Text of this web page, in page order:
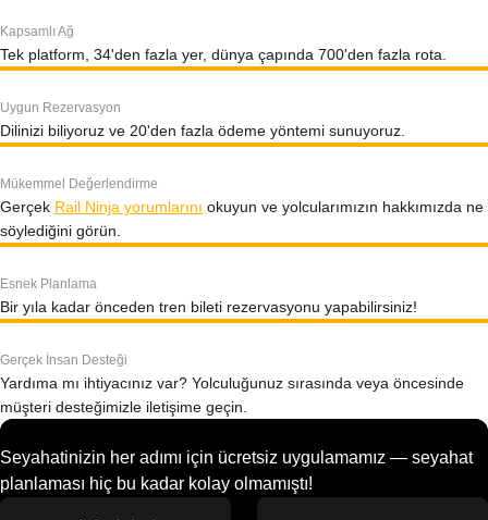
Kapsamlı Ağ
Tek platform, 34'den fazla yer, dünya çapında 700'den fazla rota.
Uygun Rezervasyon
Dilinizi biliyoruz ve 20'den fazla ödeme yöntemi sunuyoruz.
Mükemmel Değerlendirme
Gerçek Rail Ninja yorumlarını okuyun ve yolcularımızın hakkımızda ne
söylediğini görün.
Esnek Planlama
Bir yıla kadar önceden tren bileti rezervasyonu yapabilirsiniz!
Gerçek İnsan Desteği
Yardıma mı ihtiyacınız var? Yolculuğunuz sırasında veya öncesinde
müşteri desteğimizle iletişime geçin.
Seyahatinizin her adımı için ücretsiz uygulamamız — seyahat
planlaması hiç bu kadar kolay olmamıştı!